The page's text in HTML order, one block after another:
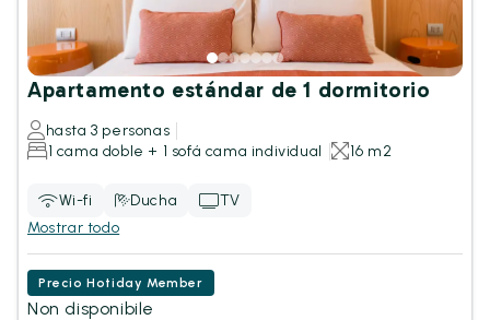
Apartamento estándar de 1 dormitorio
hasta 3 personas
1 cama doble + 1 sofá cama individual
16 m2
Wi-fi Ducha
TV
Mostrar todo
Precio Hotiday Member
Non disponibile